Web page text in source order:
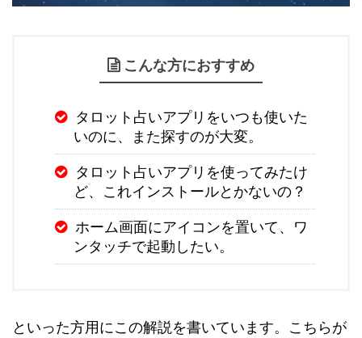
こんな方におすすめ
タロット占いアプリをいつも使いた
いのに、また探すのが大変。
タロット占いアプリを使ってみたけ
ど、これインストールとかないの？
ホーム画面にアイコンを置いて、ワ
ンタッチで起動したい。
といった方用にこの解説を書いています。こちらが